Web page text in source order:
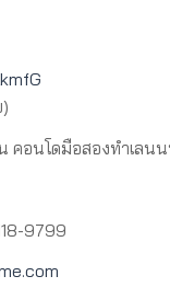
อนโดมือสองทำเลนน
9799